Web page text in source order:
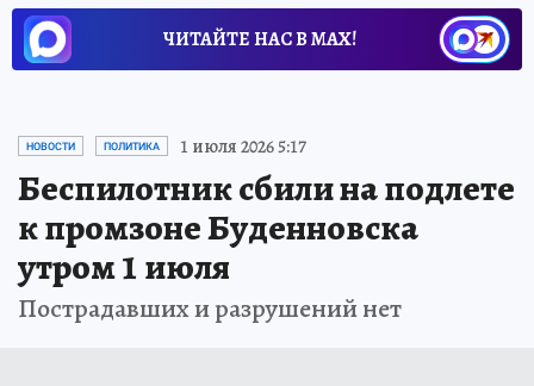
ЧИТАЙТЕ НАС В МАХ!
НОВОСТИ ПОЛИТИКА 1 июля 2026 5:17
Беспилотник сбили на подлете
к промзоне Буденновска
утром 1 июля
Пострадавших и разрушений нет